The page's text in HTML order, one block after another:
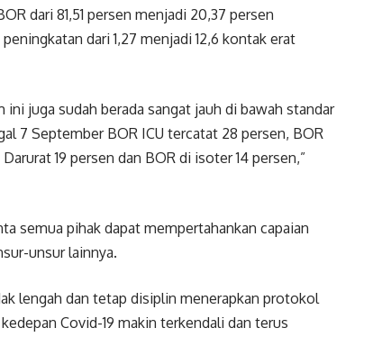
dari 81,51 persen menjadi 20,37 persen
dari 1,27 menjadi 12,6 kontak erat
juga sudah berada sangat jauh di bawah standar
7 September BOR ICU tercatat 28 persen, BOR
19 persen dan BOR di isoter 14 persen,”
semua pihak dapat mempertahankan capaian
unsur lainnya.
lengah dan tetap disiplin menerapkan protokol
Covid-19 makin terkendali dan terus